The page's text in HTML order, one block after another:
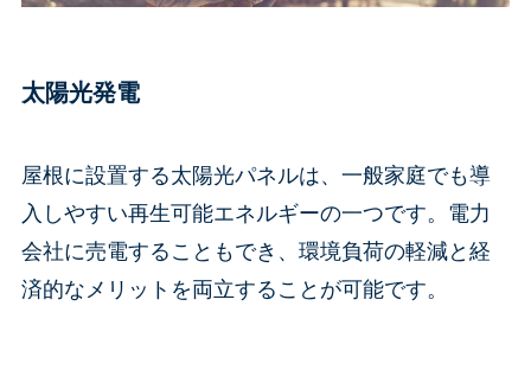
太陽光発電
屋根に設置する太陽光パネルは、一般家庭でも導
入しやすい再生可能エネルギーの一つです。電力
会社に売電することもでき、環境負荷の軽減と経
済的なメリットを両立することが可能です。